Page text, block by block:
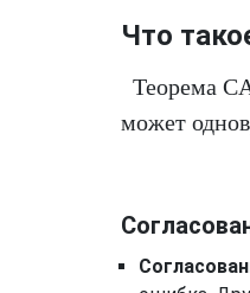
Что
Теорема
может